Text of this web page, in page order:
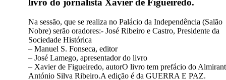
livro do jornalista Xavier de Figueiredo.
Na sessão, que se realiza no Palácio da Independência (Salão
Nobre) serão oradores:- José Ribeiro e Castro, Presidente da
Sociedade Histórica
– Manuel S. Fonseca, editor
– José Lamego, apresentador do livro
– Xavier de Figueiredo, autorO livro tem prefácio do
António Silva Ribeiro.A edição é da GUERRA E PAZ.